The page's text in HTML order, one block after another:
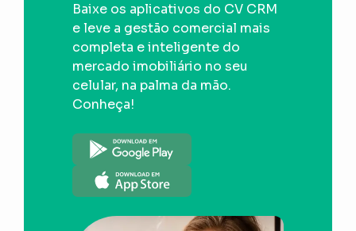
Baixe os aplicativos do CV CRM
e leve a gestão comercial mais
completa e inteligente do
mercado imobiliário no seu
celular, na palma da mão.
Conheça!